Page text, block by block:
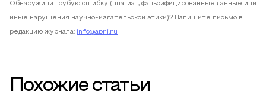
Обнаружили грубую ошибку (плагиат, фальсифицированные данные или
иные нарушения научно-издательской этики)? Напишите письмо в
редакцию журнала: info@apni.ru
Похожие статьи